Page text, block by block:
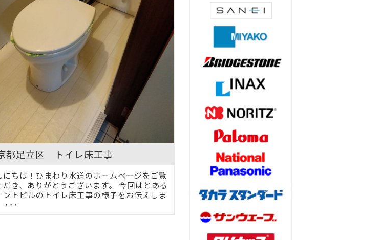
都足立区 トイレ床工事
にちは！ひまわり水道のホームページをご覧
だき、ありがとうございます。 今回はとある
ントビルのトイレ床工事の様子をお伝えしま
･･･